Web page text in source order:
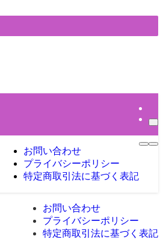
お問い合わせ
プライバシーポリシー
特定商取引法に基づく表記
お問い合わせ
プライバシーポリシー
特定商取引法に基づく表記